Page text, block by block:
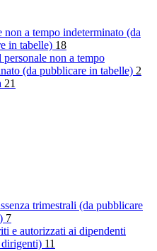
non a tempo indeterminato (da
in tabelle) 18
personale non a tempo
(da pubblicare in tabelle) 2
21
trimestrali (da pubblicare
7
e autorizzati ai dipendenti
11